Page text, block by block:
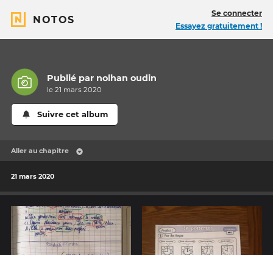
NOTOS
Se connecter
Essayez gratuitement !
Publié par nolhan oudin
le 21 mars 2020
Suivre cet album
Aller au chapitre
21 mars 2020